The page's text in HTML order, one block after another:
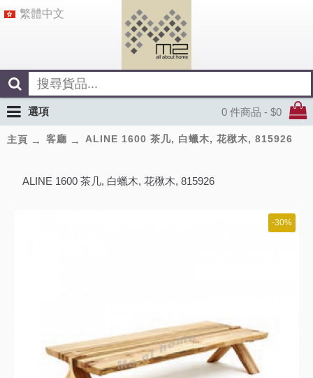
繁體中文
0 件商品 - $0
選項
主頁 客廳 ALINE 1600 茶几, 白蠟木, 花梑木, 815926
ALINE 1600 茶几, 白蠟木, 花梑木, 815926
-30%